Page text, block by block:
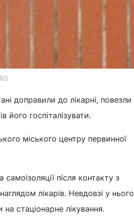
доправили до лікарні, повезли
його госпіталізувати.
міського центру первинної
після контакту з
лікарів. Невдовзі у нього
стаціонарне лікування.